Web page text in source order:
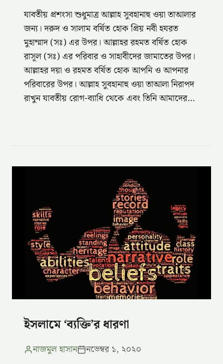
যাবতীয় প্রশংসা শুধুমাত্র আল্লাহ সুবহানাহু ওয়া তাআলার
জন্য। দরুদ ও সালাম বর্ষিত হোক প্রিয় নবী হযরত
মুহাম্মাদ (সঃ) এর উপর। আল্লাহর রহমত বর্ষিত হোক
রাসূল (সঃ) এর পরিবার ও সাহাবীদের জামাতের উপর।
আল্লাহর দয়া ও রহমত বর্ষিত হোক আপনি ও আপনার
পরিবারের উপর। আল্লাহ সুবহানাহু ওয়া তাআলা নিরাপদ
রাখুন যাবতীয় রোগ-ব্যাধি থেকে এবং তিনি আমাদের…
ইসলামে ‘ব্যক্তি’র ধারণা
নাজমুল হাসান
নভেম্বর ১, ২০২০